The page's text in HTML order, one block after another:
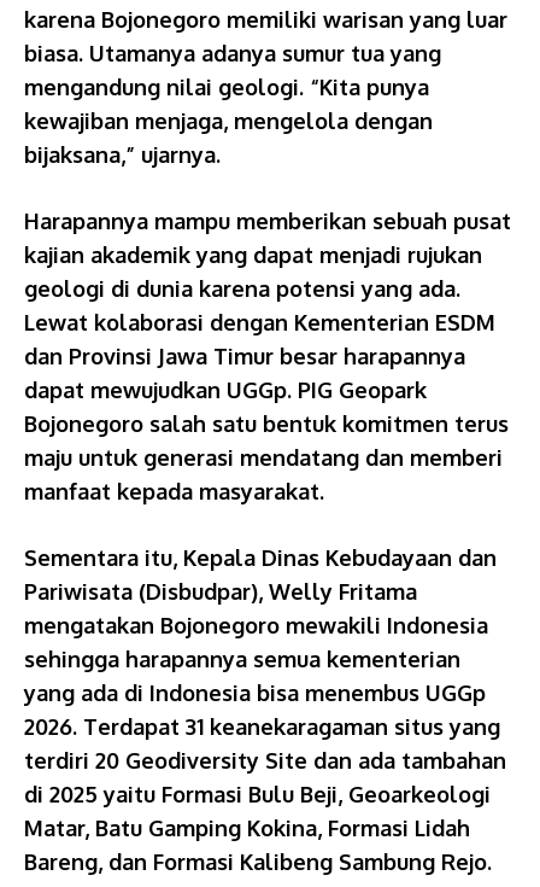
karena Bojonegoro memiliki warisan yang luar
biasa. Utamanya adanya sumur tua yang
mengandung nilai geologi. “Kita punya
kewajiban menjaga, mengelola dengan
bijaksana,” ujarnya.
Harapannya mampu memberikan sebuah pusat
kajian akademik yang dapat menjadi rujukan
geologi di dunia karena potensi yang ada.
Lewat kolaborasi dengan Kementerian ESDM
dan Provinsi Jawa Timur besar harapannya
dapat mewujudkan UGGp. PIG Geopark
Bojonegoro salah satu bentuk komitmen terus
maju untuk generasi mendatang dan memberi
manfaat kepada masyarakat.
Sementara itu, Kepala Dinas Kebudayaan dan
Pariwisata (Disbudpar), Welly Fritama
mengatakan Bojonegoro mewakili Indonesia
sehingga harapannya semua kementerian
yang ada di Indonesia bisa menembus UGGp
2026. Terdapat 31 keanekaragaman situs yang
terdiri 20 Geodiversity Site dan ada tambahan
di 2025 yaitu Formasi Bulu Beji, Geoarkeologi
Matar, Batu Gamping Kokina, Formasi Lidah
Bareng, dan Formasi Kalibeng Sambung Rejo.